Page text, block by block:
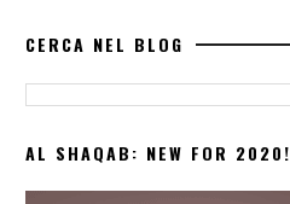
CERCA NEL BLOG
AL SHAQAB: NEW FOR 2020!